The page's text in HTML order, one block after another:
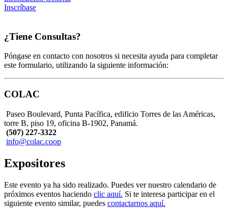
Inscríbase
¿Tiene Consultas?
Póngase en contacto con nosotros si necesita ayuda para completar
este formulario, utilizando la siguiente información:
COLAC
Paseo Boulevard, Punta Pacífica, edificio Torres de las Américas,
torre B, piso 19, oficina B-1902, Panamá.
(507) 227-3322
info@colac.coop
Expositores
Este evento ya ha sido realizado. Puedes ver nuestro calendario de
próximos eventos haciendo clic aquí. Si te interesa participar en el
siguiente evento similar, puedes contactarnos aquí.